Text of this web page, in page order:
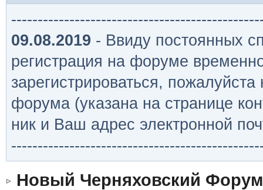
09.08.2019 - Ввиду постоянных
регистрация на форуме
зарегистрироваться,
форума (указана на странице
ник и Ваш адрес электронной
Новый Черняховский Форум